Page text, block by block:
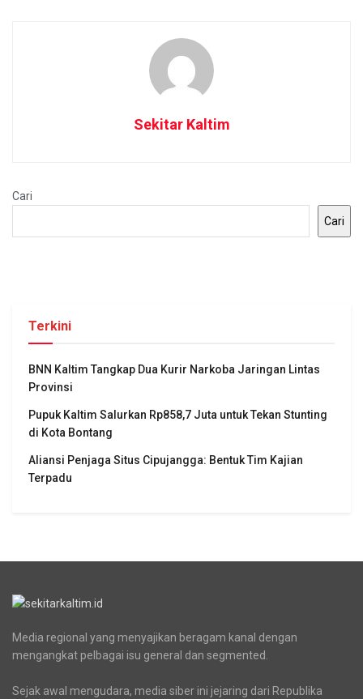
Sekitar Kaltim
Cari
Cari
Terkini
BNN Kaltim Tangkap Dua Kurir Narkoba Jaringan Lintas
Provinsi
Pupuk Kaltim Salurkan Rp858,7 Juta untuk Tekan Stunting
di Kota Bontang
Aliansi Penjaga Situs Cipujangga: Bentuk Tim Kajian
Terpadu
Media regional yang menyajikan beragam kanal dengan
mengangkat pelbagai isu general dan segmented.
Sejak awal mengudara, media siber ini jejaring dari Republika